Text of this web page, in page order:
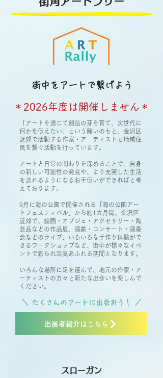
街中をアートで繋げよう
＊2026年度は開催しません＊
「アートを通じて創造の芽を育て、次世代に
何かを伝えたい」という願いのもと、金沢区
近郊で活動する作家・アーティストと地域住
⺠を繋ぐ活動を行っています。
アートと日常の関わりを深めることで、自身
の新しい可能性の発見や、より充実した生活
を送れるようになるお手伝いができればと考
えております。
9月に海の公園で開催される「海の公園アー
トフェスティバル」から約1カ月間、金沢区
近郊で、絵画・オブジェ・アクセサリー・陶
芸品などの作品展、演劇・コンサート・演奏
会などのライブ、いろいろな手作り体験がで
きるワークショップなど、街中が様々なイベ
ントで彩られ活気あふれる期間となります。
いろんな場所に足を運んで、地元の作家・ア
ーティストの方々と新たな出会いを楽しんで
ください。
＼ ​たくさんのアートに出会おう！ ／
出展者紹介はこちら
スローガン